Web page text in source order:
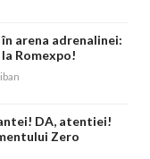
arena adrenalinei:
Romexpo!
DA, atentiei!
Zero